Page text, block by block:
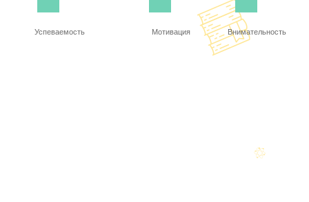
Успеваемость Мотивация Внимательность